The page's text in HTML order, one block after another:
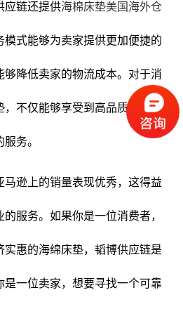
应链还提供海棉床垫美国海外仓
模式能够为卖家提供更加便捷的
降低卖家的物流成本。对于消
，不仅能够享受到高品质的产
务。
逊上的销量表现优秀，这得益
服务。如果你是一位消费者，
惠的海绵床垫，韬博供应链是
一位卖家，想要寻找一个可靠